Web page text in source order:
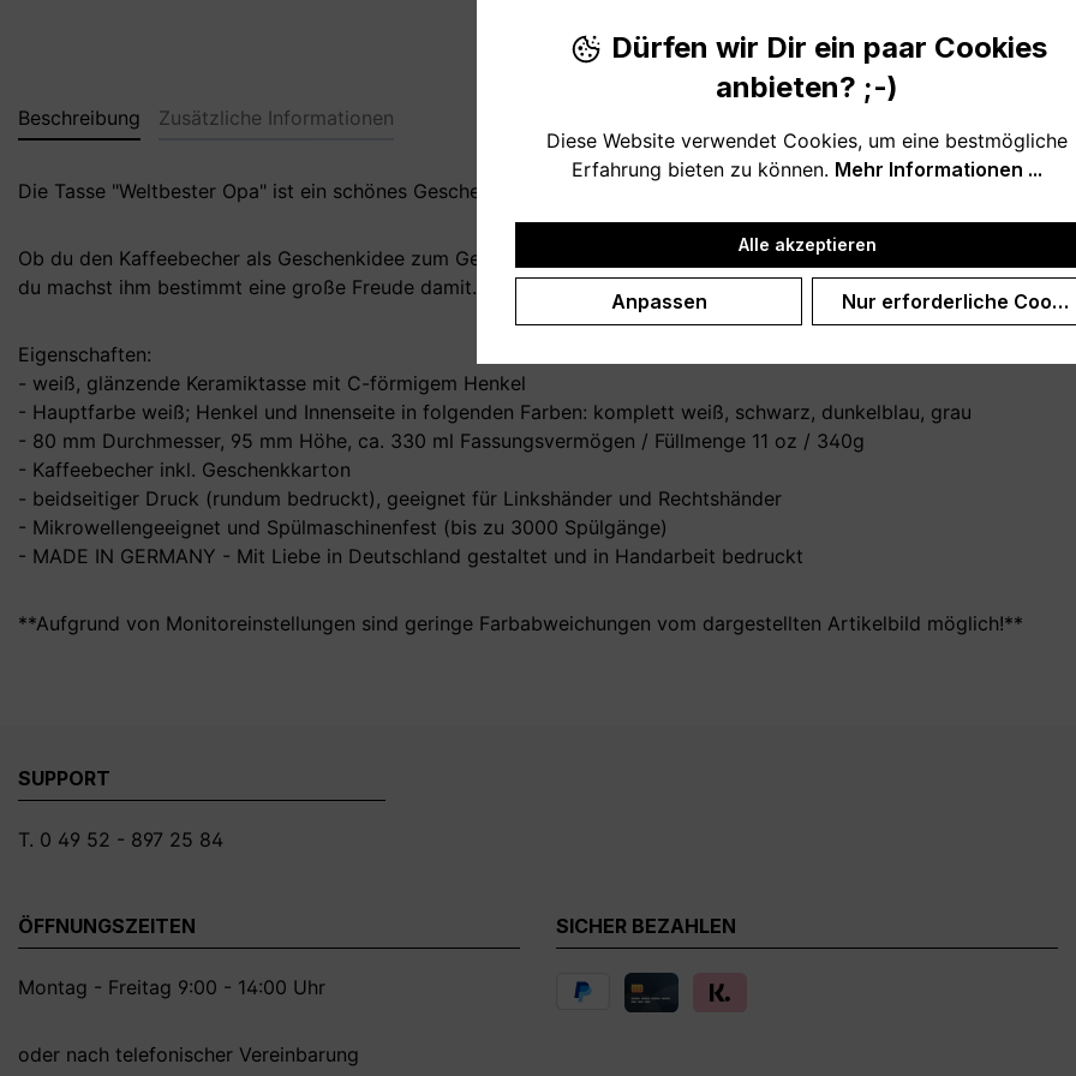
Beschreibung Zusätzliche Informationen
Die Tasse "Weltbester Opa" ist ein schönes Geschenk für deinen Großvater.
Ob du den Kaffeebecher als Geschenkidee zum Geburtstag nutzt oder ihr die Tasse zu einem anderen Anlass
du machst ihm bestimmt eine große Freude damit.
Eigenschaften:
- weiß, glänzende Keramiktasse mit C-förmigem Henkel
- Hauptfarbe weiß; Henkel und Innenseite in folgenden Farben: komplett weiß, schwarz, dunkelblau, grau
- 80 mm Durchmesser, 95 mm Höhe, ca. 330 ml Fassungsvermögen / Füllmenge 11 oz / 340g
- Kaffeebecher inkl. Geschenkkarton
- beidseitiger Druck (rundum bedruckt), geeignet für Linkshänder und Rechtshänder
- Mikrowellengeeignet und Spülmaschinenfest (bis zu 3000 Spülgänge)
- MADE IN GERMANY - Mit Liebe in Deutschland gestaltet und in Handarbeit bedruckt
**Aufgrund von Monitoreinstellungen sind geringe Farbabweichungen vom dargestellten Artikelbild möglich!**
SUPPORT
T. 0 49 52 - 897 25 84
ÖFFNUNGSZEITEN
Montag - Freitag 9:00 - 14:00 Uhr
oder nach telefonischer Vereinbarung
SICHER BEZAHLEN
Dürfen wir Dir ein paar Cookies
anbieten? ;-)
Diese Website verwendet Cookies, um eine bestmögliche
Erfahrung bieten zu können. Mehr Informationen ...
Alle akzeptieren
Anpassen Nur erforderliche